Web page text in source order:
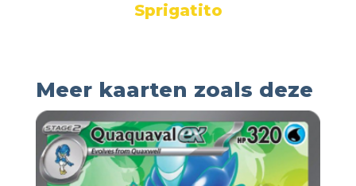
Sprigatito
Meer kaarten zoals deze